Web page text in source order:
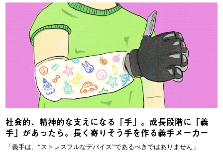
社会的、精神的な支えになる「手」。成長段階に「義
手」があったら。長く寄りそう手を作る義手メーカー
「義手は、“ストレスフルなデバイス”であるべきではありません」